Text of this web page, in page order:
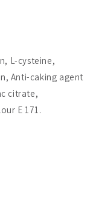
L-cysteine,
Anti-caking agent
citrate,
E 171.